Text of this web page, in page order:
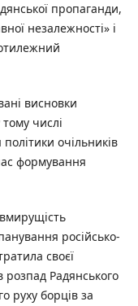
пропаганди,
незалежності» і
висновки
тому числі
очільників
формування
російсько-
своєї
розпад Радянського
руху борців за